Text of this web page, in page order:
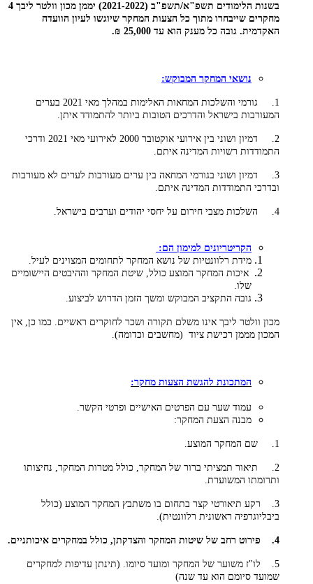
בשנות הלימודים תשפ"א/תשפ"ב (2021-2022) יממן מכון וולטר ליבך 4
מחקרים שייבחרו מתוך כל הצעות המחקר שיוגשו לעיון הוועדה
האקדמית. גובה כל מענק הוא עד 25,000 ₪.
נושאי המחקר המבוקש:
1. גורמי והשלכות המחאות האלימות במהלך מאי 2021 בערים
המעורבות בישראל והדרכים הטובות ביותר להתמודד איתן.
2. דמיון ושוני בין אירועי אוקטובר 2000 לאירועי מאי 2021 ודרכי
התמודדות רשויות המדינה איתם.
3. דמיון ושוני בגורמי המחאה בין ערים מעורבות לערים לא מעורבות
ובדרכי התמודדות המדינה איתם.
4. השלכות מצבי חירום על יחסי יהודים וערבים בישראל.
הקריטריונים למימון הם:
מידת רלוונטיות של נושא המחקר לתחומים המצוינים לעיל.
איכות המחקר המוצע כולל, שיטת המחקר וההיבטים היישומיים
שלו.
גובה התקציב המבוקש ומשך הזמן הדרוש לביצוע.
מכון וולטר ליבך אינו משלם תקורה ושכר לחוקרים ראשיים. כמו כן, אין
המכון מממן רכישת ציוד (מחשבים וכדומה).
המתכונת להגשת הצעות מחקר:
עמוד שער עם הפרטים האישיים ופרטי הקשר.
מבנה הצעת המחקר:
1. שם המחקר המוצע.
2. תיאור תמציתי ברור של המחקר, כולל מטרות המחקר, נחיצותו
ותרומתו המשוערת.
3. רקע תיאורטי קצר בתחום בו משתבץ המחקר המוצע (כולל
ביבליוגרפיה ראשונית רלוונטית).
4. פירוט רחב של שיטות המחקר והצדקתן, כולל במחקרים איכותניים.
5. לו"ז משוער של המחקר ומועד סיומו. (תינתן עדיפות למחקרים
שמועד סיומם הוא עד שנה)